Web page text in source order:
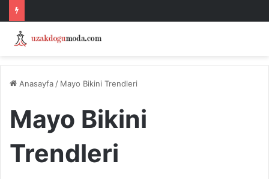
Anasayfa / Mayo Bikini Trendleri
Mayo Bikini
Trendleri